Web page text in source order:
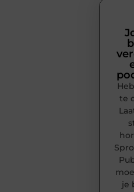
te
je